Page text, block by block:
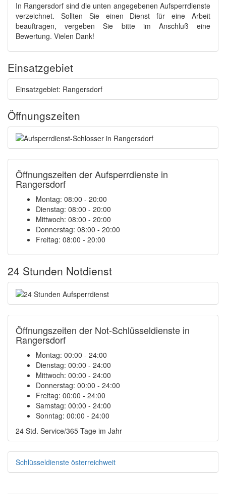
In Rangersdorf sind die unten angegebenen Aufsperrdienste
verzeichnet. Sollten Sie einen Dienst für eine Arbeit
beauftragen, vergeben Sie bitte im Anschluß eine
Bewertung. Vielen Dank!
Einsatzgebiet
Einsatzgebiet: Rangersdorf
Öffnungszeiten
Öffnungszeiten der Aufsperrdienste in
Rangersdorf
Montag: 08:00 - 20:00
Dienstag: 08:00 - 20:00
Mittwoch: 08:00 - 20:00
Donnerstag: 08:00 - 20:00
Freitag: 08:00 - 20:00
24 Stunden Notdienst
Öffnungszeiten der Not-Schlüsseldienste in
Rangersdorf
Montag: 00:00 - 24:00
Dienstag: 00:00 - 24:00
Mittwoch: 00:00 - 24:00
Donnerstag: 00:00 - 24:00
Freitag: 00:00 - 24:00
Samstag: 00:00 - 24:00
Sonntag: 00:00 - 24:00
24 Std. Service/365 Tage im Jahr
Schlüsseldienste österreichweit